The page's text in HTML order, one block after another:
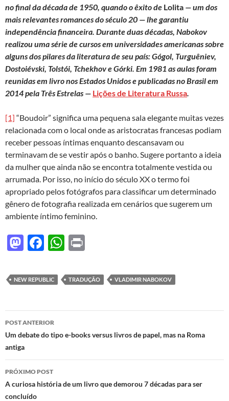
no final da década de 1950, quando o êxito de Lolita — um dos
mais relevantes romances do século 20 — lhe garantiu
independência financeira. Durante duas décadas, Nabokov
realizou uma série de cursos em universidades americanas sobre
alguns dos pilares da literatura de seu país: Gógol, Turguêniev,
Dostoiévski, Tolstói, Tchekhov e Górki. Em 1981 as aulas foram
reunidas em livro nos Estados Unidos e publicadas no Brasil em
2014 pela Três Estrelas — Lições de Literatura Russa.
[1] “Boudoir” significa uma pequena sala elegante muitas vezes
relacionada com o local onde as aristocratas francesas podiam
receber pessoas íntimas enquanto descansavam ou
terminavam de se vestir após o banho. Sugere portanto a ideia
da mulher que ainda não se encontra totalmente vestida ou
arrumada. Por isso, no início do século XX o termo foi
apropriado pelos fotógrafos para classificar um determinado
gênero de fotografia realizada em cenários que sugerem um
ambiente íntimo feminino.
M
to
d
o
n
F
e
b
o
o
k
W
at
s
A
p
nt
NEW REPUBLIC TRADUÇÃO VLADIMIR NABOKOV
Navegação
de
posts
POST ANTERIOR
Um debate do tipo e-books versus livros de papel, mas na Roma
antiga
PRÓXIMO POST
A curiosa história de um livro que demorou 7 décadas para ser
concluído